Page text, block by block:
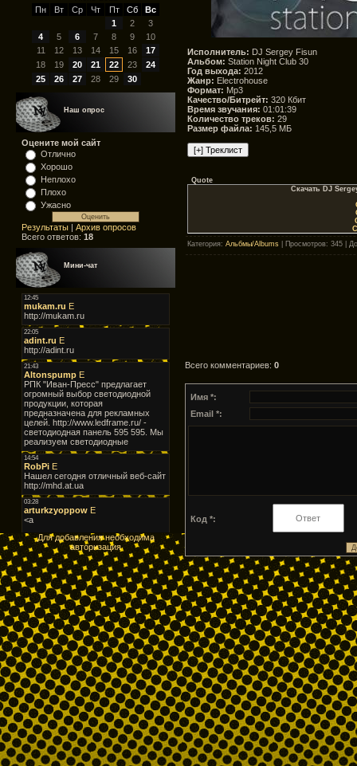
Пн
Вт Ср Чт Пт Сб
Вс
1
2
3
4
5 6 7 8 9
10
11
12 13 14 15 16
17
18
19 20 21 22 23
24
25
26 27 28 29 30
Наш опрос
Оцените мой сайт
Отлично
Хорошо
Неплохо
Плохо
Ужасно
Результаты | Архив опросов
Всего ответов: 18
Мини-чат
Для добавления необходима
авторизация
Исполнитель: DJ Sergey Fisun
Альбом: Station Night Club 30
Год выхода: 2012
Жанр: Electrohouse
Формат: Mp3
Качество/Битрейт: 320 Кбит
Время звучания: 01:01:39
Количество треков: 29
Размер файла: 145,5 МБ
Quote
Скачать DJ
Категория: Альбмы/Albums Просмотров: 345 |
Всего комментариев: 0
Имя *:
Email *:
Код *: